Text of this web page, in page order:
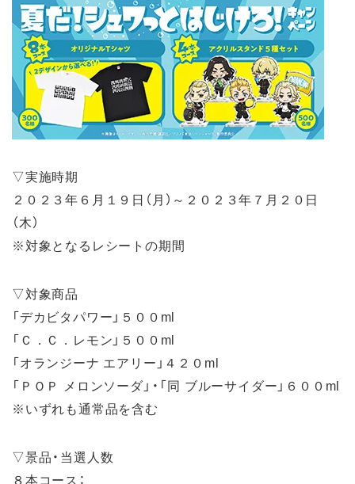
▽実施時期
２０２３年６月１９日（月）～２０２３年７月２０日
（木）
※対象となるレシートの期間
▽対象商品
「デカビタパワー」５００ml
「Ｃ．Ｃ．レモン」５００ml
「オランジーナ エアリー」４２０ml
「ＰＯＰ メロンソーダ」・「同 ブルーサイダー」６００ml
※いずれも通常品を含む
▽景品・当選人数
８本コース：